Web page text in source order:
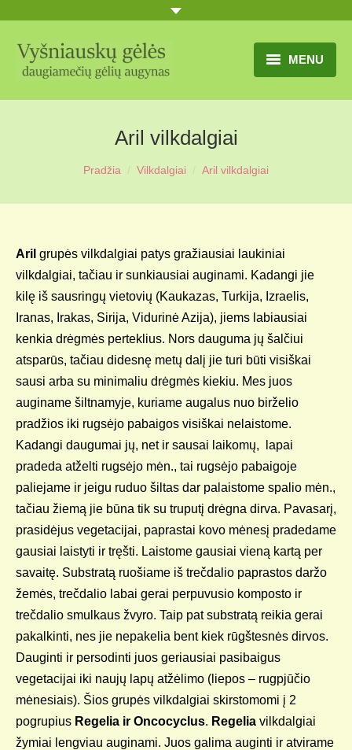
MENU
TITULINIS
GĖLIŲ KATALOGAS
PRANEŠIMAI
APIE MUS
MŪSŲ SODYBA
KELIONIŲ GALERIJA
Aril vilkdalgiai
Pradžia Vilkdalgiai Aril vilkdalgiai
Aril grupės vilkdalgiai patys gražiausiai laukiniai
vilkdalgiai, tačiau ir sunkiausiai auginami. Kadangi jie
kilę iš sausringų vietovių (Kaukazas, Turkija, Izraelis,
Iranas, Irakas, Sirija, Vidurinė Azija), jiems labiausiai
kenkia drėgmės perteklius. Nors dauguma jų šalčiui
atsparūs, tačiau didesnę metų dalį jie turi būti visiškai
sausi arba su minimaliu drėgmės kiekiu. Mes juos
auginame šiltnamyje, kuriame augalus nuo birželio
pradžios iki rugsėjo pabaigos visiškai nelaistome.
Kadangi daugumai jų, net ir sausai laikomų, lapai
pradeda atželti rugsėjo mėn., tai rugsėjo pabaigoje
paliejame ir jeigu ruduo šiltas dar palaistome spalio mėn.,
tačiau žiemą jie būna tik su truputį drėgna dirva. Pavasarį,
prasidėjus vegetacijai, paprastai kovo mėnesį pradedame
gausiai laistyti ir tręšti. Laistome gausiai vieną kartą per
savaitę. Substratą ruošiame iš trečdalio paprastos daržo
žemės, trečdalio labai gerai perpuvusio komposto ir
trečdalio smulkaus žvyro. Taip pat substratą reikia gerai
pakalkinti, nes jie nepakelia bent kiek rūgštesnės dirvos.
Dauginti ir persodinti juos geriausiai pasibaigus
vegetacijai iki naujų lapų atžėlimo (liepos – rugpjūčio
mėnesiais). Šios grupės vilkdalgiai skirstomomi į 2
pogrupius Regelia ir Oncocyclus. Regelia vilkdalgiai
žymiai lengviau auginami. Juos galima auginti ir atvirame